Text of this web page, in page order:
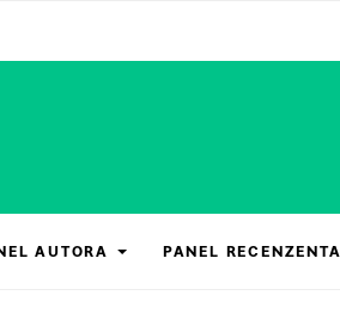
AUTORA PANEL RECENZENTA